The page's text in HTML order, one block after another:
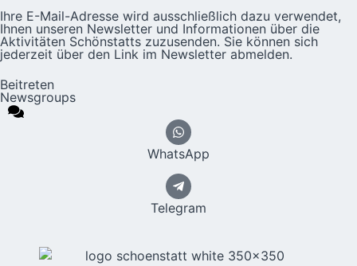
Ihre E-Mail-Adresse wird ausschließlich dazu verwendet,
Ihnen unseren Newsletter und Informationen über die
Aktivitäten Schönstatts zuzusenden. Sie können sich
jederzeit über den Link im Newsletter abmelden.
Beitreten
Newsgroups
WhatsApp
Telegram